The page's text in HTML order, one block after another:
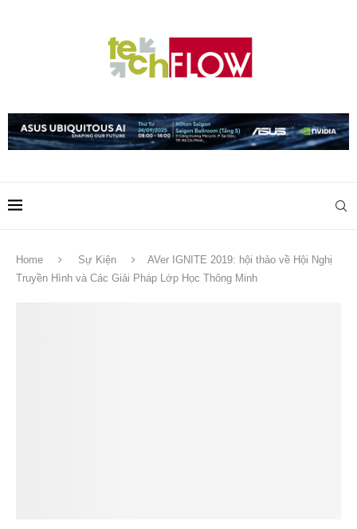
Home Sự Kiện
AVer IGNITE 2019: hội thảo về Hội Nghị
Truyền Hình và Các Giải Pháp Lớp Học Thông Minh